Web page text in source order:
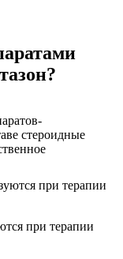
стероидные
при терапии